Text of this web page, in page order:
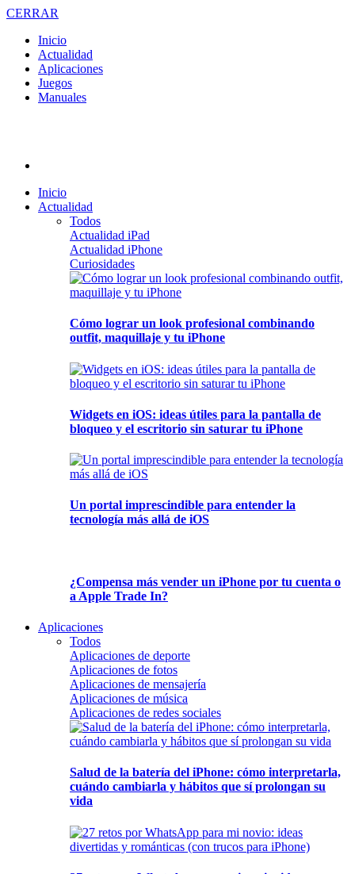
CERRAR
Inicio
Actualidad
Aplicaciones
Juegos
Manuales
Inicio
Actualidad
Todos
Actualidad iPad
Actualidad iPhone
Curiosidades
Cómo lograr un look profesional combinando
outfit, maquillaje y tu iPhone
Widgets en iOS: ideas útiles para la pantalla de
bloqueo y el escritorio sin saturar tu iPhone
Un portal imprescindible para entender la
tecnología más allá de iOS
¿Compensa más vender un iPhone por tu cuenta o
a Apple Trade In?
Aplicaciones
Todos
Aplicaciones de deporte
Aplicaciones de fotos
Aplicaciones de mensajería
Aplicaciones de música
Aplicaciones de redes sociales
Salud de la batería del iPhone: cómo interpretarla,
cuándo cambiarla y hábitos que sí prolongan su
vida